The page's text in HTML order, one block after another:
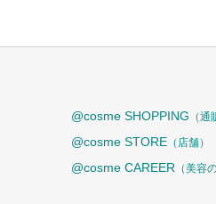
@cosme SHOPPING （通
@cosme STORE （店舗）
@cosme CAREER （美容